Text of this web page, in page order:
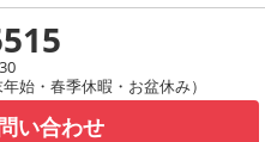
始・春季休暇・お盆休み）
い合わせ